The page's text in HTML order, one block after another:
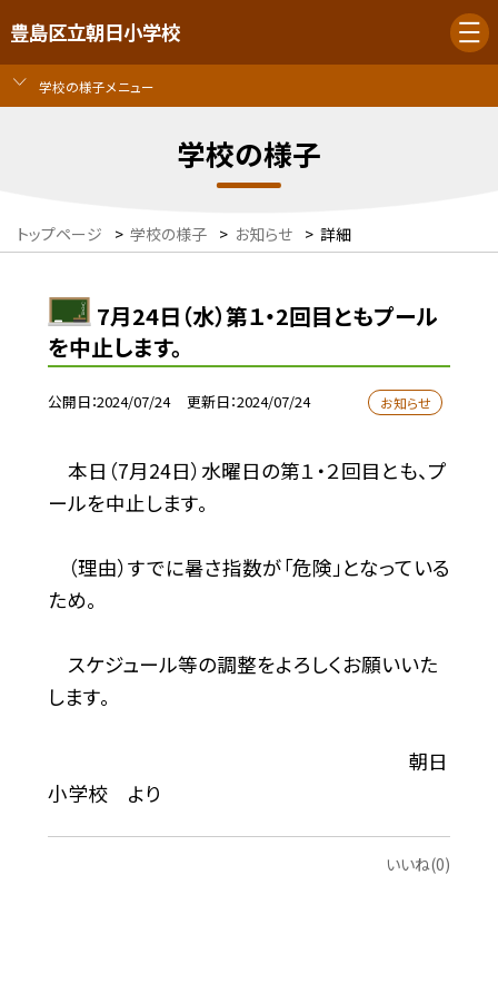
豊島区立朝日小学校
学校の様子メニュー
学校の様子
トップページ > 学校の様子 > お知らせ > 詳細
7月24日（水）第１・2回目ともプール
を中止します。
公開日 2024/07/24 更新日 2024/07/24 お知らせ
本日（7月24日）水曜日の第１・２回目とも、プ
ールを中止します。
（理由）すでに暑さ指数が「危険」となっている
ため。
スケジュール等の調整をよろしくお願いいた
します。
朝日
小学校 より
いいね(0)